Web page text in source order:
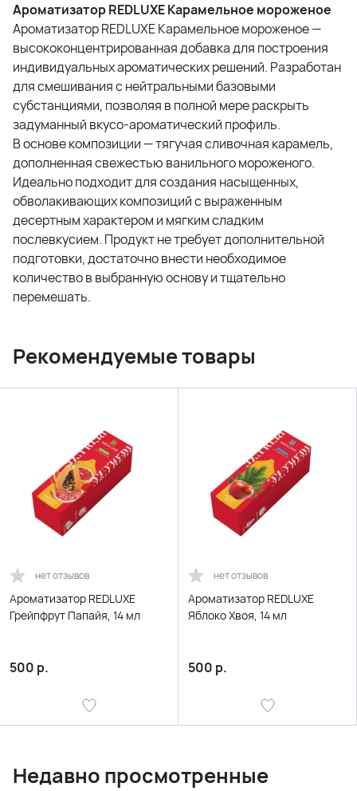
Ароматизатор REDLUXE Карамельное мороженое
Ароматизатор REDLUXE Карамельное мороженое —
высококонцентрированная добавка для построения
индивидуальных ароматических решений. Разработан
для смешивания с нейтральными базовыми
субстанциями, позволяя в полной мере раскрыть
задуманный вкусо-ароматический профиль.
В основе композиции — тягучая сливочная карамель,
дополненная свежестью ванильного мороженого.
Идеально подходит для создания насыщенных,
обволакивающих композиций с выраженным
десертным характером и мягким сладким
послевкусием. Продукт не требует дополнительной
подготовки, достаточно внести необходимое
количество в выбранную основу и тщательно
перемешать.
Рекомендуемые товары
нет отзывов
Ароматизатор REDLUXE
Грейпфрут Папайя, 14 мл
500 р.
нет отзывов
Ароматизатор REDLUXE
Яблоко Хвоя, 14 мл
500 р.
Недавно просмотренные